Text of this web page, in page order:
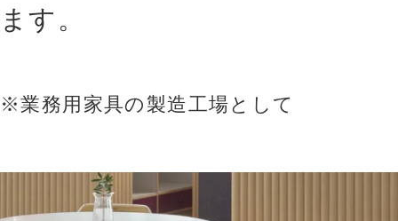
ます。
※業務用家具の製造工場として